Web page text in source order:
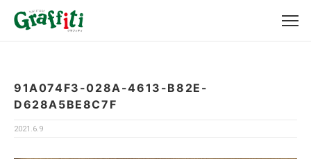
91A074F3-028A-4613-B82E-
D628A5BE8C7F
2021.6.9